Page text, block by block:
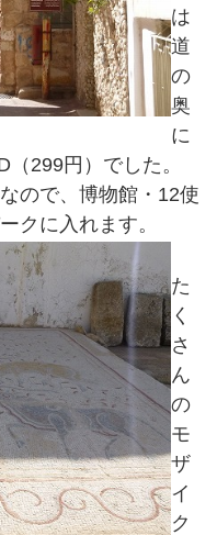
は
道
の
奥
に
299円）でした。
ので、博物館・12使
クに入れます。
た
く
さ
ん
の
モ
ザ
イ
ク